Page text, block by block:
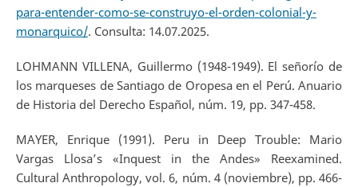
para-entender-como-se-construyo-el-orden-colonial-y-
monarquico/. Consulta: 14.07.2025.
LOHMANN VILLENA, Guillermo (1948-1949). El señorío de
los marqueses de Santiago de Oropesa en el Perú. Anuario
de Historia del Derecho Español, núm. 19, pp. 347-458.
MAYER, Enrique (1991). Peru in Deep Trouble: Mario
Vargas Llosa’s «Inquest in the Andes» Reexamined.
Cultural Anthropology, vol. 6, núm. 4 (noviembre), pp. 466-